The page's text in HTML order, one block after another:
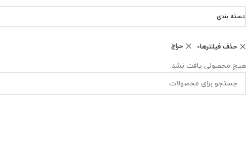
دسته بندی
حذف فیلترها حراج
هیچ محصولی یافت نشد.